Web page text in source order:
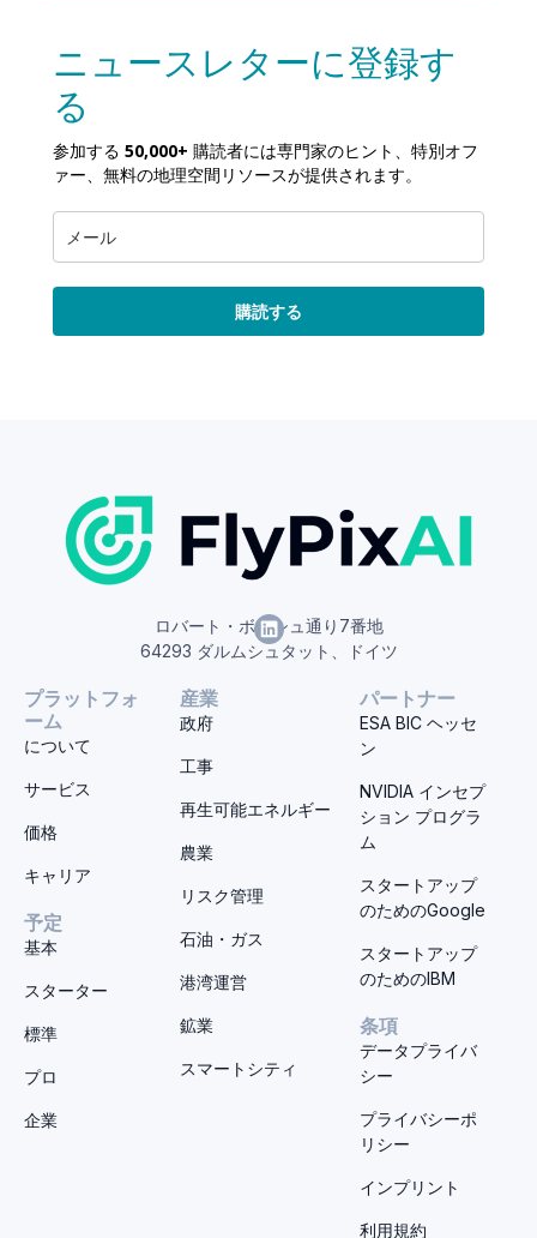
ニュースレターに登録す
る
参加する 50,000+ 購読者には専門家のヒント、特別オフ
ァー、無料の地理空間リソースが提供されます。
購読する
ロバート・ボッシュ通り7番地
64293 ダルムシュタット、ドイツ
プラットフォ
ーム
について
サービス
価格
キャリア
予定
基本
スターター
標準
プロ
企業
産業
政府
工事
再生可能エネルギー
農業
リスク管理
石油・ガス
港湾運営
鉱業
スマートシティ
パートナー
ESA BIC ヘッセ
ン
NVIDIA インセプ
ション プログラ
ム
スタートアップ
のためのGoogle
スタートアップ
のためのIBM
条項
データプライバ
シー
プライバシーポ
リシー
インプリント
利用規約